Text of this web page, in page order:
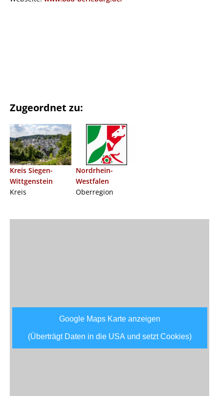
Zugeordnet zu:
Kreis Siegen-
Wittgenstein
Kreis
Nordrhein-
Westfalen
Oberregion
Google Maps Karte anzeigen
(Überträgt Daten in die USA und setzt Cookies)